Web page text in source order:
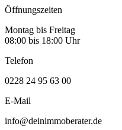
Öffnungszeiten
Montag bis Freitag
08:00 bis 18:00 Uhr
Telefon
0228 24 95 63 00
E-Mail
info@deinimmoberater.de